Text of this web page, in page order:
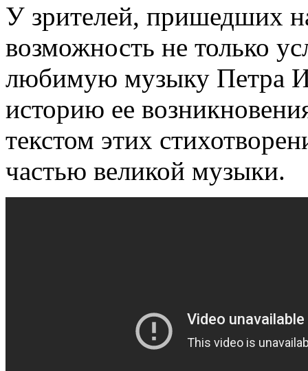
У зрителей, пришедших
возможность не только
любимую музыку Петра
историю ее
текстом этих
частью великой музыки.